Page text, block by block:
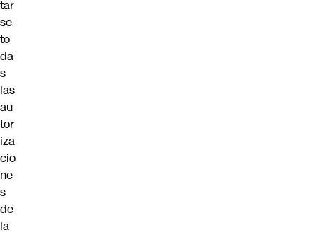
tar
se
to
da
s
las
au
tor
iza
cio
ne
s
de
la